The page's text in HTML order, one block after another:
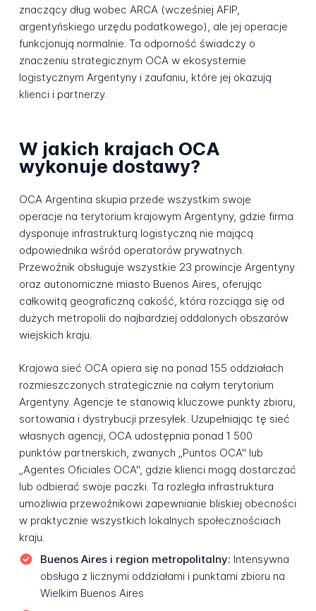
znaczący dług wobec ARCA (wcześniej AFIP,
argentyńskiego urzędu podatkowego), ale jej operacje
funkcjonują normalnie. Ta odporność świadczy o
znaczeniu strategicznym OCA w ekosystemie
logistycznym Argentyny i zaufaniu, które jej okazują
klienci i partnerzy.
W jakich krajach OCA
wykonuje dostawy?
OCA Argentina skupia przede wszystkim swoje
operacje na terytorium krajowym Argentyny, gdzie firma
dysponuje infrastrukturą logistyczną nie mającą
odpowiednika wśród operatorów prywatnych.
Przewoźnik obsługuje wszystkie 23 prowincje Argentyny
oraz autonomiczne miasto Buenos Aires, oferując
całkowitą geograficzną cakość, która rozciąga się od
dużych metropolii do najbardziej oddalonych obszarów
wiejskich kraju.
Krajowa sieć OCA opiera się na ponad 155 oddziałach
rozmieszczonych strategicznie na całym terytorium
Argentyny. Agencje te stanowią kluczowe punkty zbioru,
sortowania i dystrybucji przesyłek. Uzupełniając tę sieć
własnych agencji, OCA udostępnia ponad 1 500
punktów partnerskich, zwanych „Puntos OCA" lub
„Agentes Oficiales OCA", gdzie klienci mogą dostarczać
lub odbierać swoje paczki. Ta rozległa infrastruktura
umożliwia przewoźnikowi zapewnianie bliskiej obecności
w praktycznie wszystkich lokalnych społecznościach
kraju.
Buenos Aires i region metropolitalny: Intensywna
obsługa z licznymi oddziałami i punktami zbioru na
Wielkim Buenos Aires